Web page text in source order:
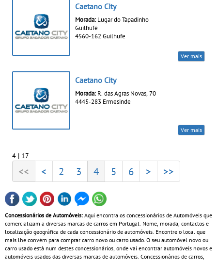
Caetano City
Morada: Lugar do Tapadinho
Guilhufe
4560-162 Guilhufe
Ver mais
Caetano City
Morada: R. das Agras Novas, 70
4445-283 Ermesinde
Ver mais
4 | 17
<< < 2 3 4 5 6 > >>
Concessionários de Automóveis: Aqui encontra os concessionários de Automóveis que
comercializam a diversas marcas de carros em Portugal. Nome, morada, contactos e
localização geográfica de cada concessionário de automóveis. Encontre o local que
mais lhe convém para comprar carro novo ou carro usado. O seu automóvel novo ou
carro usado está num destes concessionários, onde vai encontrar automóveis novos e
automóveis usados das diversas marcas de automóveis. Concessionários de carros,